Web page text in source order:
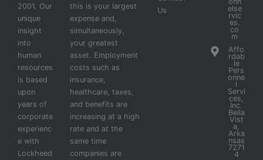
2001. Our
unique
insight
into
human
resources
is based
upon
years of
corporate
experienc
e with
Lockheed
this is your largest
expense and,
simultaneously,
your greatest
asset. Employment
costs such as
insurance,
healthcare, taxes,
and benefits are
increasing at a high
rate and at the
same time
companies are
Us
else
rvic
es.
co
m
Affo
rdab
le
Pers
onne
l
Servi
ces,
Inc.
Bella
Vist
a,
Arka
nsas
7271
4